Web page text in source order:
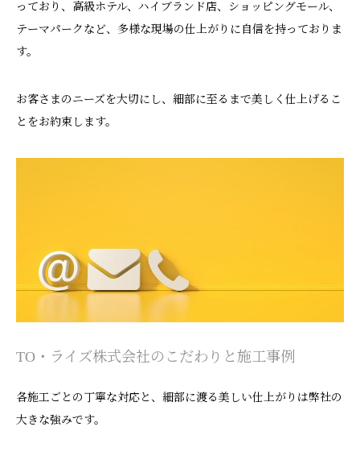
っており、高級ホテル、ハイブランド店、ショッピングモール、
テーマパークなど、多様な現場の仕上がりに自信を持っておりま
す。
お客さまのニーズを大切にし、細部に至るまで美しく仕上げるこ
とをお約束します。
TO・ライズ株式会社のこだわりと施工事例
各施工ごとの丁寧な対応と、細部に渡る美しい仕上がりは弊社の
大きな強みです。